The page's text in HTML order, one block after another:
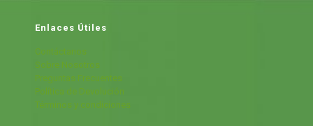
Enlaces Útiles
Contáctanos
Sobre Nosotros
Preguntas Frecuentes
Política de Devolución
Términos y condiciones